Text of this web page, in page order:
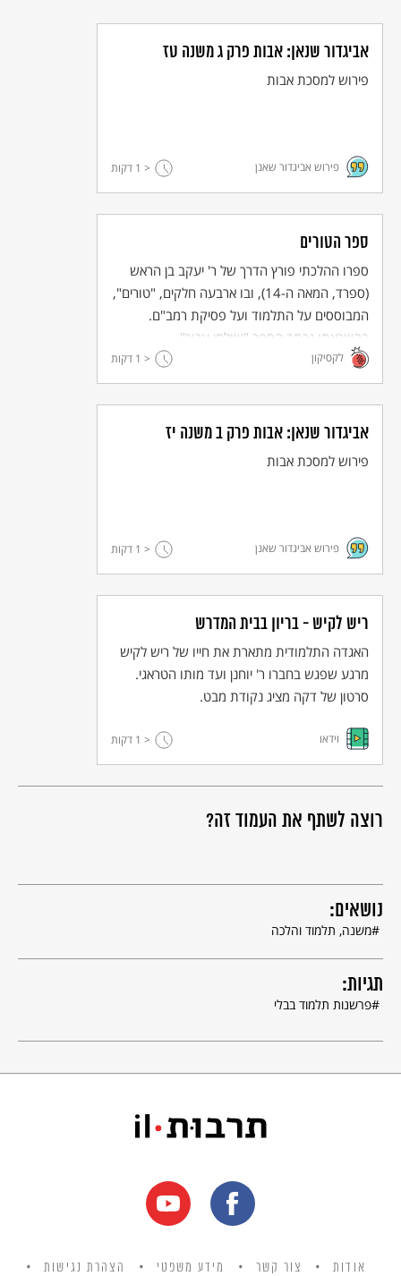
עומדת לשכירות.
חידושי הרשב"א
שאחרים רואין שזה דר שם אין באין להשכירו.
רוצה לשתף את העמוד זה?
אביגדור שנאן: אבות פרק ג משנה טז
פירוש למסכת אבות
פירוש אביגדור שאנן < 1 דקות
ספר הטורים
ספרו ההלכתי פורץ הדרך של ר' יעקב בן הראש
(ספרד, המאה ה-14), ובו ארבעה חלקים, "טורים",
המבוססים על התלמוד ועל פסיקת רמב"ם.
בהשראתו נכתב הספר "שולחן ערוך".
לקסיקון < 1 דקות
אביגדור שנאן: אבות פרק ב משנה יז
פירוש למסכת אבות
פירוש אביגדור שאנן < 1 דקות
ריש לקיש - בריון בבית המדרש
האגדה התלמודית מתארת את חייו של ריש לקיש
מרגע שפגש בחברו ר' יוחנן ועד מותו הטראגי.
סרטון של דקה מציג נקודת מבט.
וידאו < 1 דקות
נושאים:
משנה, תלמוד והלכה
תגיות:
פרשנות תלמוד בבלי
אודות צור קשר מידע משפטי הצהרת נגישות